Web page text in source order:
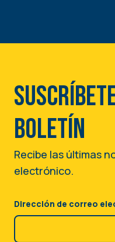
boletín
Recibe las últimas
electrónico.
Dirección de correo